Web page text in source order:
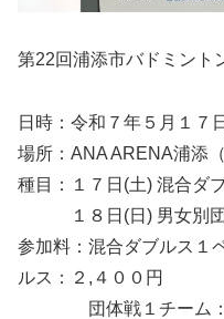
第22回浦添市バドミント
日時：令和７年５月１７
場所：ANA ARENA浦添
種目：１７日(土) 混合ダ
１８日(日) 男女別団
参加料：混合ダブルス
ルス：２,４００円
団体戦１チーム：